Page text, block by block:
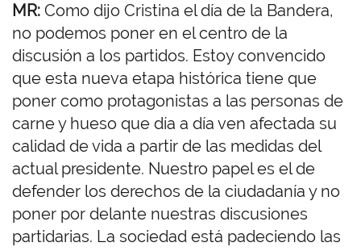
MR: Como dijo Cristina el día de la Bandera,
no podemos poner en el centro de la
discusión a los partidos. Estoy convencido
que esta nueva etapa histórica tiene que
poner como protagonistas a las personas de
carne y hueso que día a día ven afectada su
calidad de vida a partir de las medidas del
actual presidente. Nuestro papel es el de
defender los derechos de la ciudadanía y no
poner por delante nuestras discusiones
partidarias. La sociedad está padeciendo las